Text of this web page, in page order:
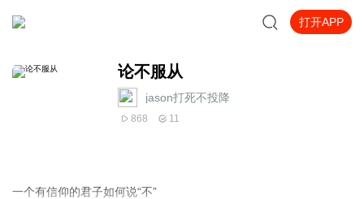
打开APP
论不服从
jason打死不投降
868 11
一个有信仰的君子如何说“不”